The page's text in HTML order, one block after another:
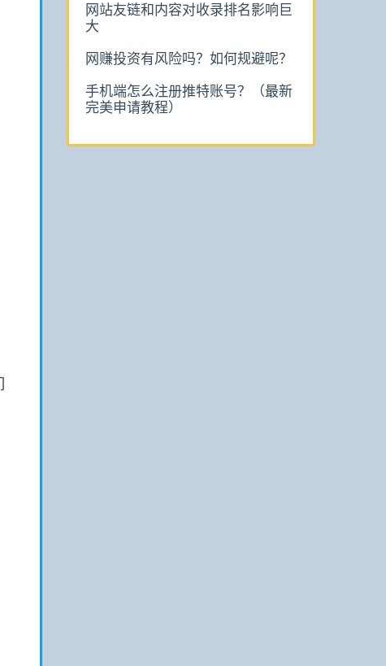
网站友链和内容对收录排名影响巨
大
网赚投资有风险吗？如何规避呢？
手机端怎么注册推特账号？（最新
完美申请教程）